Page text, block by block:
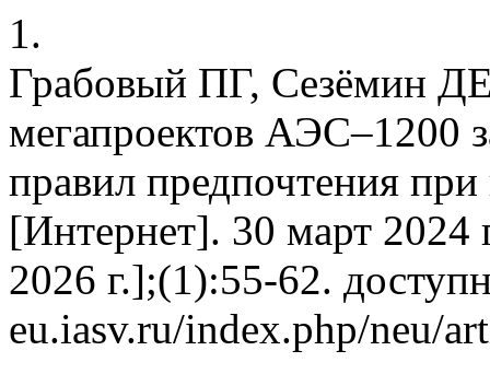
1.
Грабовый ПГ, Сезёмин
мегапроектов АЭС–1200
правил предпочтения
[Интернет]. 30 март 2024
2026 г.];(1):55-62.
eu.iasv.ru/index.php/neu/